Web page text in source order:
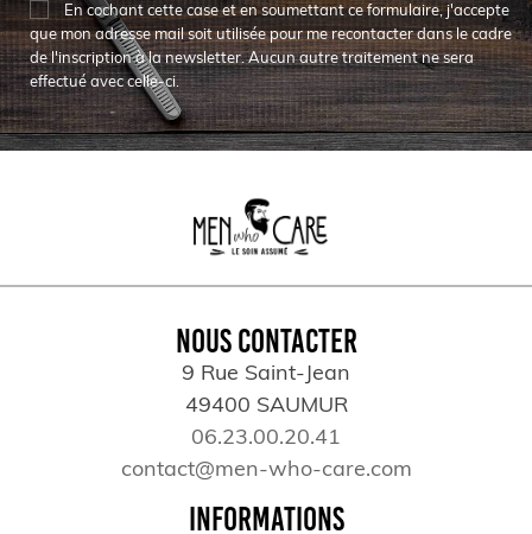
En cochant cette case et en soumettant ce formulaire, j'accepte
que mon adresse mail soit utilisée pour me recontacter dans le cadre
de l'inscription à la newsletter. Aucun autre traitement ne sera
effectué avec celle-ci.
NOUS CONTACTER
9 Rue Saint-Jean
49400 SAUMUR
06.23.00.20.41
contact@men-who-care.com
INFORMATIONS